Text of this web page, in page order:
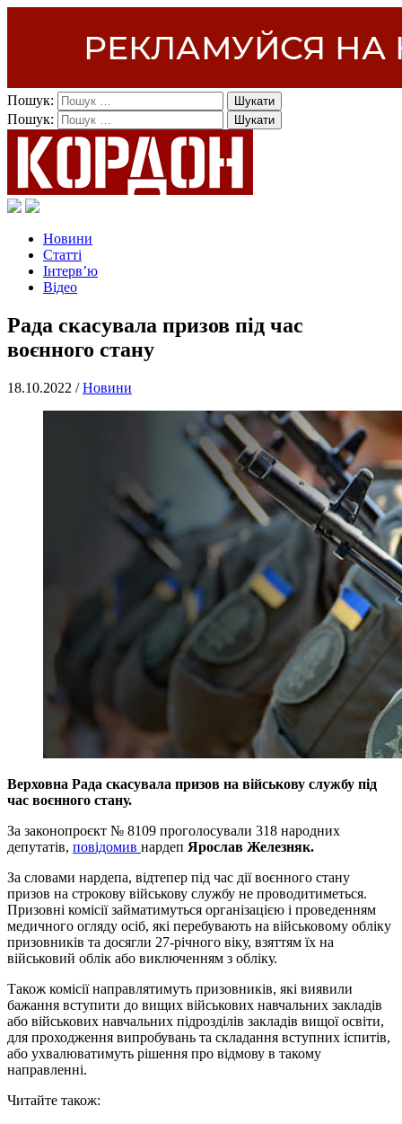
Пошук:
Пошук:
Новини
Статті
Інтерв’ю
Відео
Рада скасувала призов під час
воєнного стану
18.10.2022 /Новини
Верховна Рада скасувала призов на військову службу під
час воєнного стану.
За законопроєкт № 8109 проголосували 318 народних
депутатів, повідомив нардеп Ярослав Железняк.
За словами нардепа, відтепер під час дії воєнного стану
призов на строкову військову службу не проводитиметься.
Призовні комісії займатимуться організацією і проведенням
медичного огляду осіб, які перебувають на військовому обліку
призовників та досягли 27-річного віку, взяттям їх на
військовий облік або виключенням з обліку.
Також комісії направлятимуть призовників, які виявили
бажання вступити до вищих військових навчальних закладів
або військових навчальних підрозділів закладів вищої освіти,
для проходження випробувань та складання вступних іспитів,
або ухвалюватимуть рішення про відмову в такому
направленні.
Читайте також: